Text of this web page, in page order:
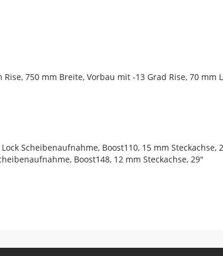
750 mm Breite, Vorbau mit -13 Grad Rise, 70 mm
Scheibenaufnahme, Boost110, 15 mm Steckachse,
Boost148, 12 mm Steckachse, 29"